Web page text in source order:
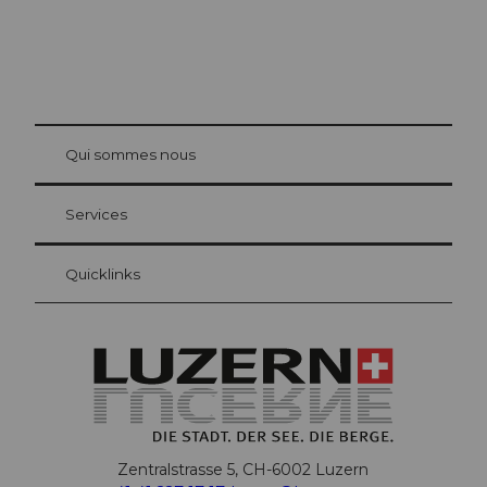
Carte d’hôte Lucerne
Vos avantages en tant qu'hôte pour la nuit
at Bre
Qui sommes nous
Services
Quicklinks
Zentralstrasse 5, CH-6002 Luzern